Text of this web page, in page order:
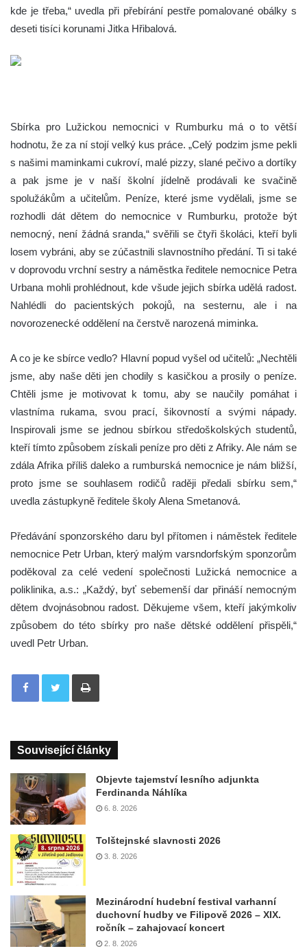
kde je třeba,“ uvedla při přebírání pestře pomalované obálky s
deseti tisíci korunami Jitka Hřibalová.
Sbírka pro Lužickou nemocnici v Rumburku má o to větší
hodnotu, že za ní stojí velký kus práce. „Celý podzim jsme pekli
s našimi maminkami cukroví, malé pizzy, slané pečivo a dortíky
a pak jsme je v naší školní jídelně prodávali ke svačině
spolužákům a učitelům. Peníze, které jsme vydělali, jsme se
rozhodli dát dětem do nemocnice v Rumburku, protože být
nemocný, není žádná sranda,“ svěřili se čtyři školáci, kteří byli
losem vybráni, aby se zúčastnili slavnostního předání. Ti si také
v doprovodu vrchní sestry a náměstka ředitele nemocnice Petra
Urbana mohli prohlédnout, kde všude jejich sbírka udělá radost.
Nahlédli do pacientských pokojů, na sesternu, ale i na
novorozenecké oddělení na čerstvě narozená miminka.
A co je ke sbírce vedlo? Hlavní popud vyšel od učitelů: „Nechtěli
jsme, aby naše děti jen chodily s kasičkou a prosily o peníze.
Chtěli jsme je motivovat k tomu, aby se naučily pomáhat i
vlastníma rukama, svou prací, šikovností a svými nápady.
Inspirovali jsme se jednou sbírkou středoškolských studentů,
kteří tímto způsobem získali peníze pro děti z Afriky. Ale nám se
zdála Afrika příliš daleko a rumburská nemocnice je nám bližší,
proto jsme se souhlasem rodičů raději předali sbírku sem,“
uvedla zástupkyně ředitele školy Alena Smetanová.
Předávání sponzorského daru byl přítomen i náměstek ředitele
nemocnice Petr Urban, který malým varsndorfským sponzorům
poděkoval za celé vedení společnosti Lužická nemocnice a
poliklinika, a.s.: „Každý, byť sebemenší dar přináší nemocným
dětem dvojnásobnou radost. Děkujeme všem, kteří jakýmkoliv
způsobem do této sbírky pro naše dětské oddělení přispěli,“
uvedl Petr Urban.
Tisknout
Související články
Objevte tajemství lesního adjunkta
Ferdinanda Náhlíka
6. 8. 2026
Tolštejnské slavnosti 2026
3. 8. 2026
Mezinárodní hudební festival varhanní
duchovní hudby ve Filipově 2026 – XIX.
ročník – zahajovací koncert
2. 8. 2026